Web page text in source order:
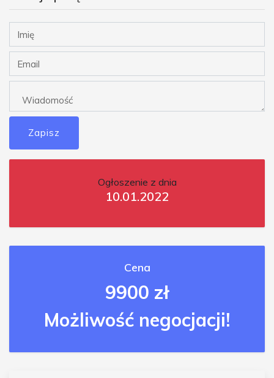
Zapisz
Ogłoszenie z dnia
10.01.2022
Cena
9900 zł
Możliwość negocjacji!